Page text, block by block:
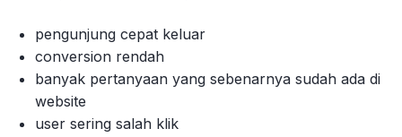
pengunjung cepat keluar
conversion rendah
banyak pertanyaan yang sebenarnya sudah ada di
website
user sering salah klik